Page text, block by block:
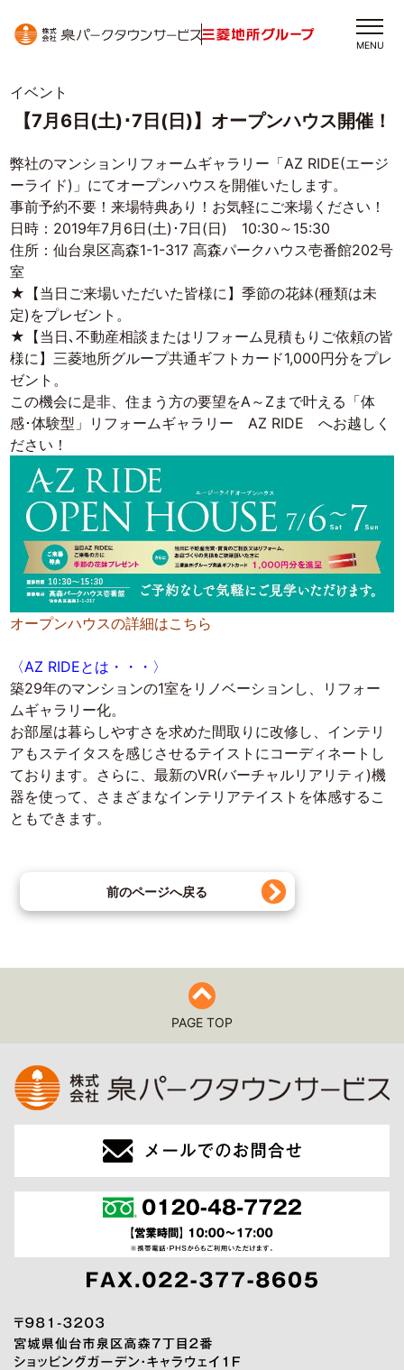
MENU
イベント
【7月6日(土)･7日(日)】オープンハウス開催！
弊社のマンションリフォームギャラリー「AZ RIDE(エージ
ーライド)」にてオープンハウスを開催いたします。
事前予約不要！来場特典あり！お気軽にご来場ください！
日時： 2019年7月 6日(土)･7日(日) 10:30 ～ 15:30
住所：仙台泉区高森1-1-317 高森パークハウス壱番館202号
室
★【当日ご来場いただいた皆様に】季節の花鉢(種類は未
定) をプレゼント。
★【当日､不動産相談またはリフォーム見積もりご依頼の皆
様に】三菱地所グループ共通ギフトカード1,000円分をプレ
ゼント。
この機会に是非、住まう方の要望をA～Zまで叶える「体
感･体験型」リフォームギャラリー AZ RIDE へお越しく
ださい！
オープンハウスの詳細はこちら
〈AZ RIDEとは・・・〉
築29年のマンションの1室をリノベーションし、リフォー
ムギャラリー化。
お部屋は暮らしやすさを求めた間取りに改修し、インテリ
アもステイタスを感じさせるテイストにコーディネートし
ております。さらに、最新のVR(バーチャルリアリティ)機
器を使って、さまざまなインテリアテイストを体感するこ
ともできます。
前のページへ戻る
PAGE TOP